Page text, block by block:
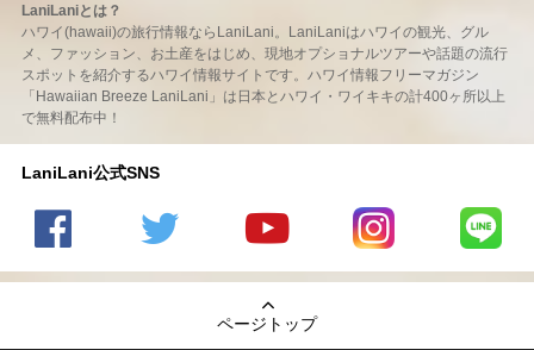
LaniLaniとは？
ハワイ(hawaii)の旅行情報ならLaniLani。LaniLaniはハワイの観光、グル
メ、ファッション、お土産をはじめ、現地オプショナルツアーや話題の流行
スポットを紹介するハワイ情報サイトです。ハワイ情報フリーマガジン
「Hawaiian Breeze LaniLani」は日本とハワイ・ワイキキの計400ヶ所以上
で無料配布中！
LaniLani公式SNS
の
のtwitter
の
Youtube
チャンネ
LaniLani
LaniLani
ページトップ